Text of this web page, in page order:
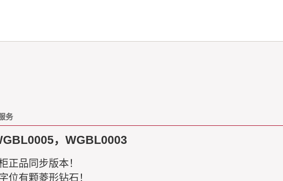
务
，WGBL0003
正品同步版本！
位有颗菱形钻石！